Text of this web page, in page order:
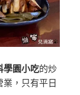
學園小吃的炒
，只有平日